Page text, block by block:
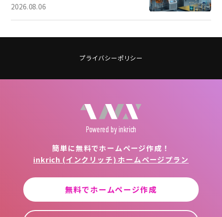
2026.08.06
プライバシーポリシー
Powered by inkrich
簡単に無料でホームページ作成！
inkrich (インクリッチ) ホームページプラン
無料でホームページ作成